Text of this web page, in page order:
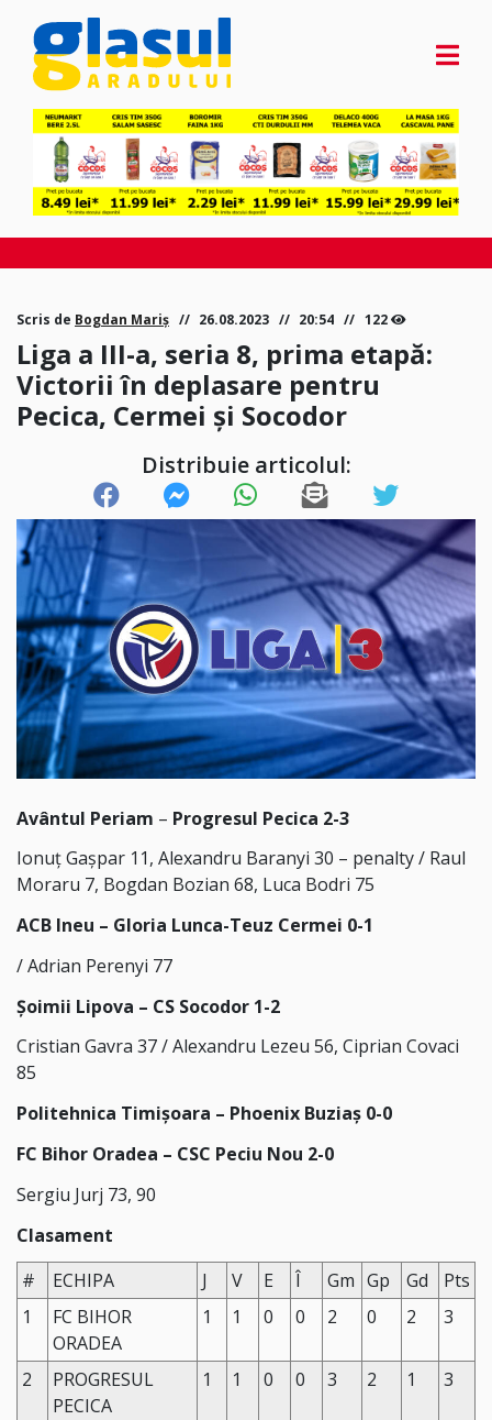
Scris de Bogdan Mariș 26.08.2023 20:54 122
Liga a III-a, seria 8, prima etapă:
Victorii în deplasare pentru
Pecica, Cermei și Socodor
Distribuie articolul:
Avântul Periam – Progresul Pecica 2-3
Ionuț Gașpar 11, Alexandru Baranyi 30 – penalty / Raul
Moraru 7, Bogdan Bozian 68, Luca Bodri 75
ACB Ineu – Gloria Lunca-Teuz Cermei 0-1
/ Adrian Perenyi 77
Şoimii Lipova – CS Socodor 1-2
Cristian Gavra 37 / Alexandru Lezeu 56, Ciprian Covaci
85
Politehnica Timişoara – Phoenix Buziaș 0-0
FC Bihor Oradea – CSC Peciu Nou 2-0
Sergiu Jurj 73, 90
Clasament
#
ECHIPA J V E Î Gm Gp Gd
Pts
1
FC BIHOR
ORADEA
1 1 0 0 2 0 2 3
2
PROGRESUL
PECICA
1 1 0 0 3 2 1 3